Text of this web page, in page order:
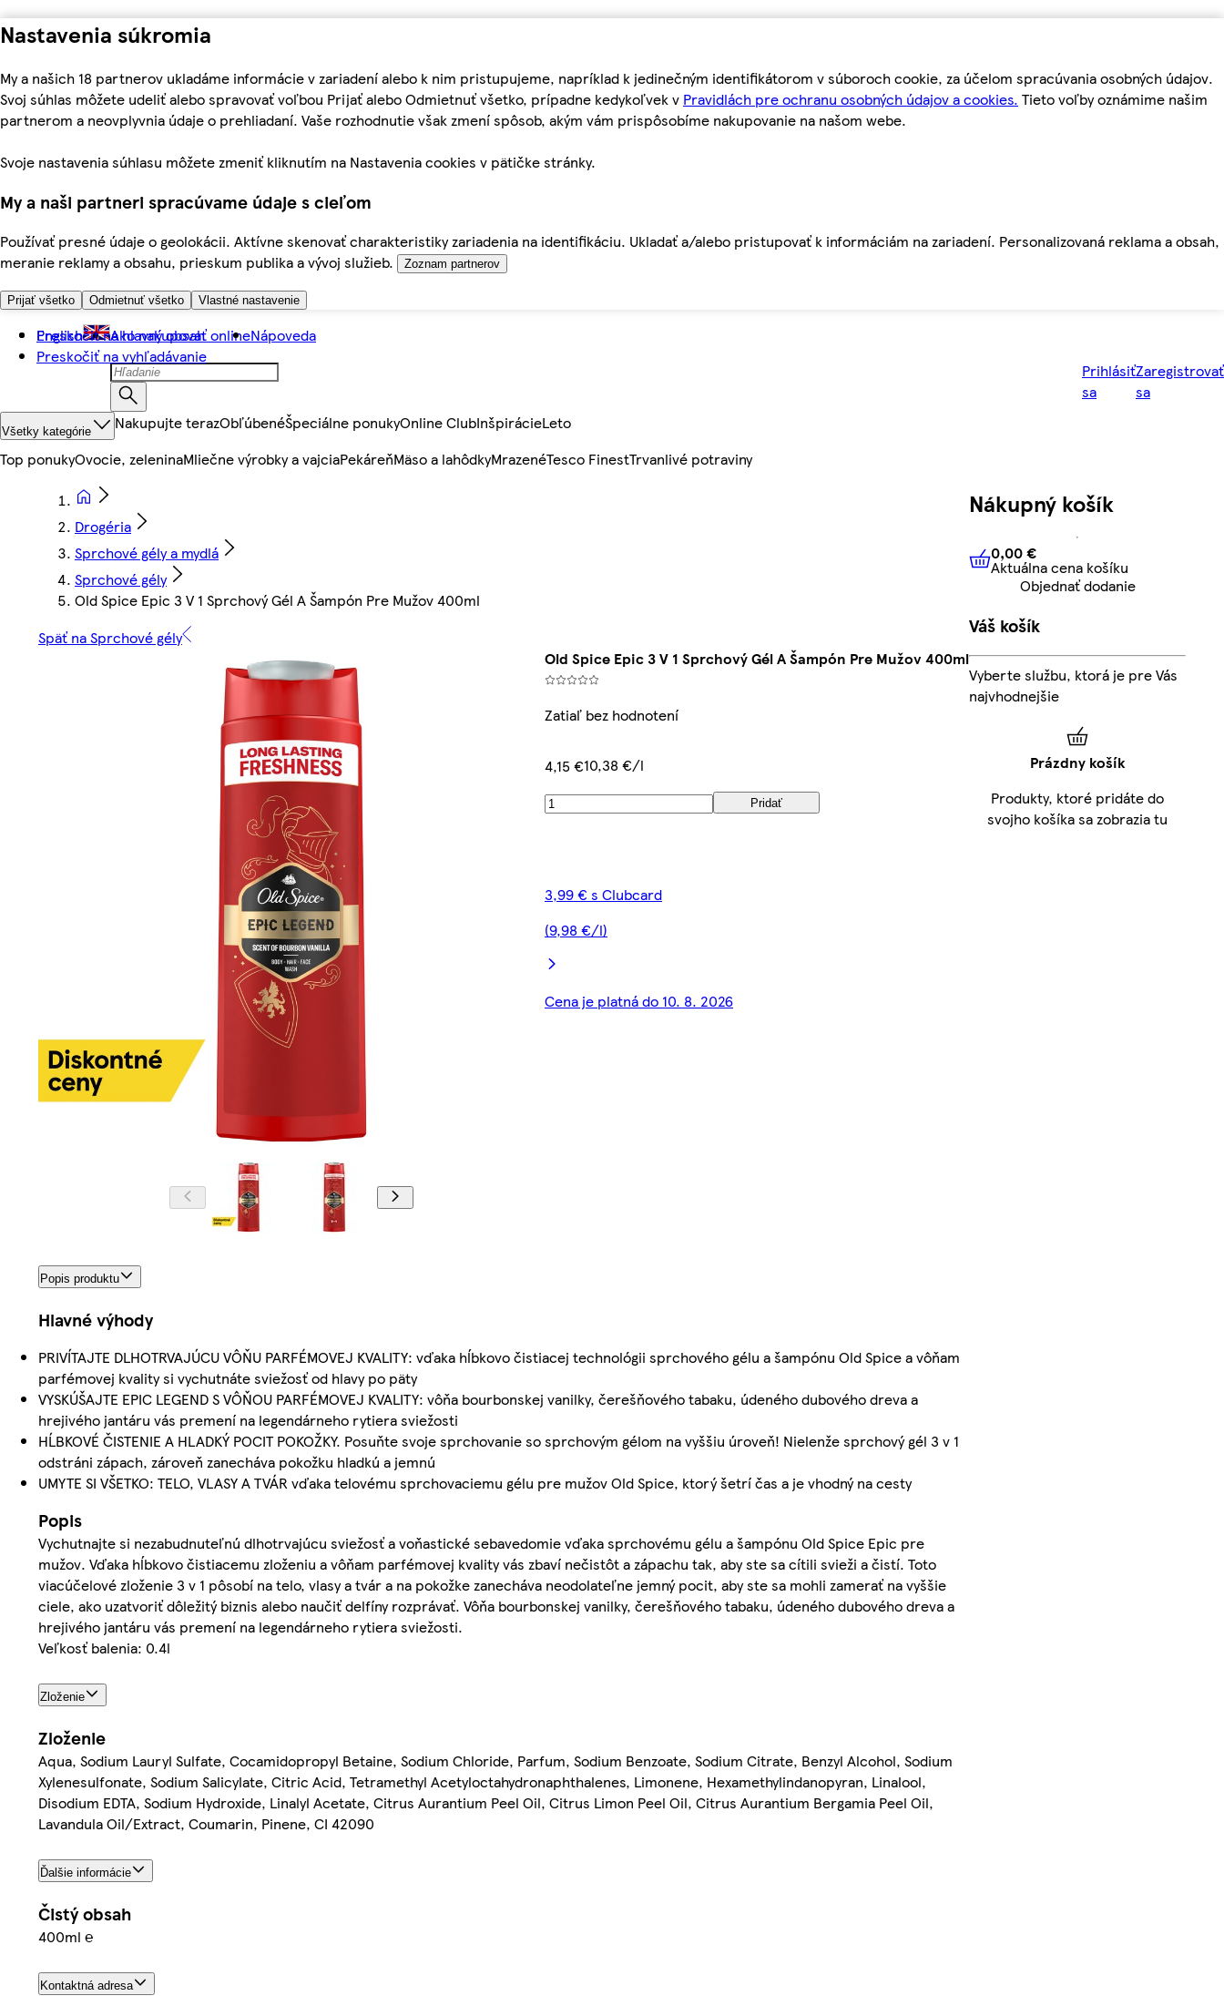
Nastavenia súkromia
My a našich 18 partnerov ukladáme informácie v zariadení alebo k nim pristupujeme, napríklad k jedinečným identifikátorom v súboroch cookie, za účelom spracúvania osobných údajov.
Svoj súhlas môžete udeliť alebo spravovať voľbou Prijať alebo Odmietnuť všetko, prípadne kedykoľvek v Pravidlách pre ochranu osobných údajov a cookies. Tieto voľby oznámime našim
partnerom a neovplyvnia údaje o prehliadaní. Vaše rozhodnutie však zmení spôsob, akým vám prispôsobíme nakupovanie na našom webe.
Svoje nastavenia súhlasu môžete zmeniť kliknutím na Nastavenia cookies v pätičke stránky.
My a naši partneri spracúvame údaje s cieľom
Používať presné údaje o geolokácii. Aktívne skenovať charakteristiky zariadenia na identifikáciu. Ukladať a/alebo pristupovať k informáciám na zariadení. Personalizovaná reklama a obsah,
meranie reklamy a obsahu, prieskum publika a vývoj služieb.
Zoznam partnerov
Prijať všetko Odmietnuť všetko Vlastné nastavenie
Preskočiť na hlavný obsah
Preskočiť na vyhľadávanie
English Ako nakupovať onlineNápoveda
Prihlásiť
sa
Zaregistrovať
sa
Všetky kategórie Nakupujte terazObľúbenéŠpeciálne ponukyOnline ClubInšpirácieLeto
Top ponukyOvocie, zeleninaMliečne výrobky a vajciaPekáreňMäso a lahôdkyMrazenéTesco FinestTrvanlivé potraviny
Drogéria
Sprchové gély a mydlá
Sprchové gély
Old Spice Epic 3 V 1 Sprchový Gél A Šampón Pre Mužov 400ml
Späť na Sprchové gély
Old Spice Epic 3 V 1 Sprchový Gél A Šampón Pre Mužov 400ml
Zatiaľ bez hodnotení
4,15 €10,38 €/l
Pridať
3,99 € s Clubcard
(9,98 €/l)
Cena je platná do 10. 8. 2026
Popis produktu
Hlavné výhody
PRIVÍTAJTE DLHOTRVAJÚCU VÔŇU PARFÉMOVEJ KVALITY: vďaka hĺbkovo čistiacej technológii sprchového gélu a šampónu Old Spice a vôňam
parfémovej kvality si vychutnáte sviežosť od hlavy po päty
VYSKÚŠAJTE EPIC LEGEND S VÔŇOU PARFÉMOVEJ KVALITY: vôňa bourbonskej vanilky, čerešňového tabaku, údeného dubového dreva a
hrejivého jantáru vás premení na legendárneho rytiera sviežosti
HĹBKOVÉ ČISTENIE A HLADKÝ POCIT POKOŽKY. Posuňte svoje sprchovanie so sprchovým gélom na vyššiu úroveň! Nielenže sprchový gél 3 v 1
odstráni zápach, zároveň zanecháva pokožku hladkú a jemnú
UMYTE SI VŠETKO: TELO, VLASY A TVÁR vďaka telovému sprchovaciemu gélu pre mužov Old Spice, ktorý šetrí čas a je vhodný na cesty
Popis
Vychutnajte si nezabudnuteľnú dlhotrvajúcu sviežosť a voňastické sebavedomie vďaka sprchovému gélu a šampónu Old Spice Epic pre
mužov. Vďaka hĺbkovo čistiacemu zloženiu a vôňam parfémovej kvality vás zbaví nečistôt a zápachu tak, aby ste sa cítili svieži a čistí. Toto
viacúčelové zloženie 3 v 1 pôsobí na telo, vlasy a tvár a na pokožke zanecháva neodolateľne jemný pocit, aby ste sa mohli zamerať na vyššie
ciele, ako uzatvoriť dôležitý biznis alebo naučiť delfíny rozprávať. Vôňa bourbonskej vanilky, čerešňového tabaku, údeného dubového dreva a
hrejivého jantáru vás premení na legendárneho rytiera sviežosti.
Veľkosť balenia: 0.4l
Zloženie
Zloženie
Aqua, Sodium Lauryl Sulfate, Cocamidopropyl Betaine, Sodium Chloride, Parfum, Sodium Benzoate, Sodium Citrate, Benzyl Alcohol, Sodium
Xylenesulfonate, Sodium Salicylate, Citric Acid, Tetramethyl Acetyloctahydronaphthalenes, Limonene, Hexamethylindanopyran, Linalool,
Disodium EDTA, Sodium Hydroxide, Linalyl Acetate, Citrus Aurantium Peel Oil, Citrus Limon Peel Oil, Citrus Aurantium Bergamia Peel Oil,
Lavandula Oil/Extract, Coumarin, Pinene, CI 42090
Ďalšie informácie
Čistý obsah
400ml ℮
Kontaktná adresa
Nákupný košík
0,00 € Aktuálna cena košíku
0,00 €
Aktuálna cena košíku
Objednať dodanie
Váš košík
Vyberte službu, ktorá je pre Vás
najvhodnejšie
Prázdny košík
Produkty, ktoré pridáte do
svojho košíka sa zobrazia tu